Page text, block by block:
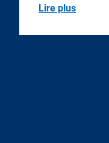
Lire plus